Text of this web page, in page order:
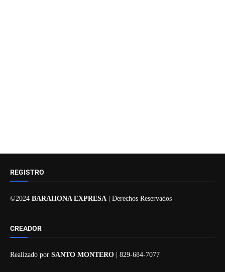
REGISTRO
©2024 BARAHONA EXPRESA | Derechos Reservados
CREADOR
Realizado por SANTO MONTERO | 829-684-7077